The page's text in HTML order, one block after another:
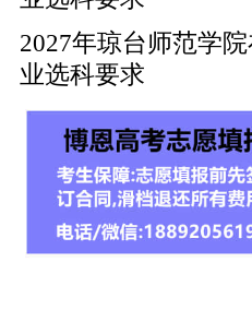
2027年琼台师范学
业选科要求